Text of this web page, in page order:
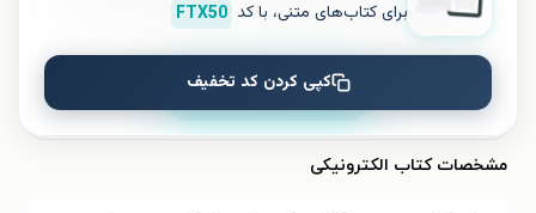
آسان، امکان خرید هزاران کتاب صوتی و الکترونیکی با
تخفیف‌های ویژه و بهترین قیمت هم فراهم است.
نصب
مشخصات کتاب الکترونیکی
برای کتاب‌های متنی، با کد FTX50
کپی کردن کد تخفیف